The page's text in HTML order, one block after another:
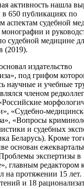
активность нашла
в 650 публикациях по
аспектам судебной
и
судебной медицине
(2019).
издательство
под грифом
научные и учебные
членом
«Судебно-
«Вопросы
и судебных
Беларусь). Кроме
основан
экспертизы в
главным редактором
на протяжении 15
и 18